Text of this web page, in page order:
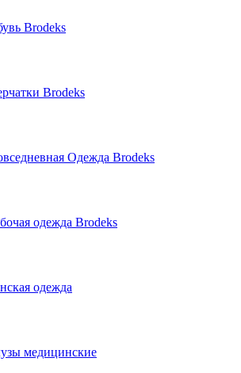
Brodeks
Brodeks
Одежда Brodeks
одежда Brodeks
одежда
медицинские